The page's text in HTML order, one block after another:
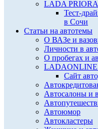
LADA PRIORA
Тест-
в Сочи
Статьи на автотемы
О ВАЗе и
Личности в
О пробегах и
Сайт
Автосалоны и
Автоюмор
Автокластеры